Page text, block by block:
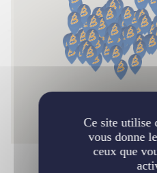
Ce site utilise
vous donne
ceux que